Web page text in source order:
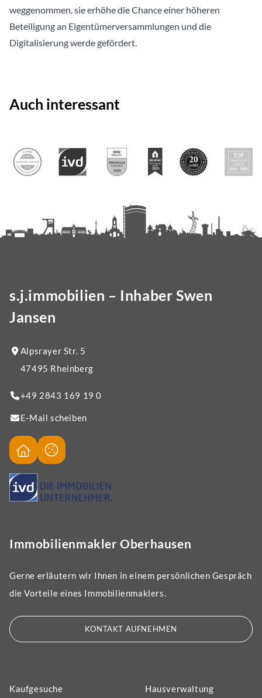
weggenommen, sie erhöhe die Chance einer höheren
Beteiligung an Eigentümerversammlungen und die
Digitalisierung werde gefördert.
Auch interessant
s.j.immobilien – Inhaber Swen
Jansen
Alpsrayer Str. 5
47495 Rheinberg
+49 2843 169 19 0
E-Mail scheiben
Immobilienmakler Oberhausen
Gerne erläutern wir Ihnen in einem persönlichen Gespräch
die Vorteile eines Immobilienmaklers.
KONTAKT AUFNEHMEN
Kaufgesuche Hausverwaltung